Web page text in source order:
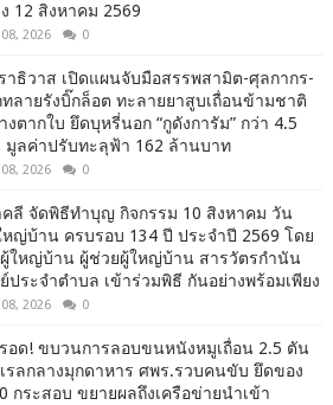
12 สิงหาคม 2569
2026 0
าธิวาส เปิดแผนจับมือสรรพสามิต-ศุลกากร-
ลายรังบิ๊กล็อต ทะลายยาสูบเถื่อนข้ามชาติ
งตากใบ ยึดบุหรี่นอก “กูดังการัม” กว่า 4.5
มูลค่าปรับทะลุฟ้า 162 ล้านบาท
2026 0
คลี จัดพิธีทำบุญ กิจกรรม 10 สิงหาคม วัน
ญ่บ้าน ครบรอบ 134 ปี ประจำปี 2569 โดย
ใหญ่บ้าน ผู้ช่วยผู้ใหญ่บ้าน สารวัตรกำนัน
ประจำตำบล เข้าร่วมพิธี กันอย่างพร้อมเพียง
2026 0
อด! ขบวนการลอบขนหนังหมูเถื่อน 2.5 ตัน
รลกลางมุกดาหาร ศพร.รวบคนขับ ยึดของ
กระสอบ ขยายผลถึงเครือข่ายนำเข้า